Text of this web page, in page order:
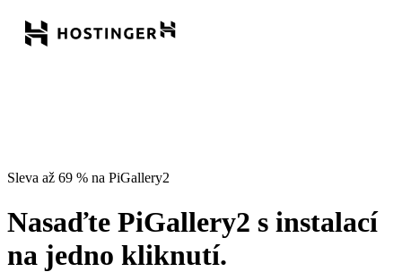
Sleva až 69 % na PiGallery2
Nasaďte PiGallery2 s instalací
na jedno kliknutí.